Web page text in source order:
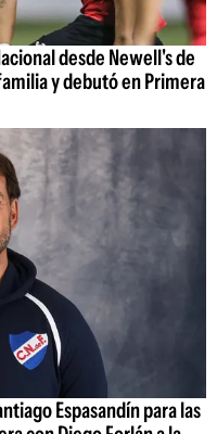
desde Newell's de
y debutó en Primera
Espasandín para las